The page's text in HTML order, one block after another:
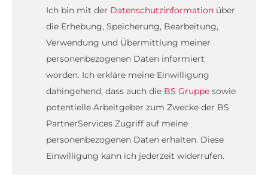
Ich bin mit der Datenschutzinformation über
die Erhebung, Speicherung, Bearbeitung,
Verwendung und Übermittlung meiner
personenbezogenen Daten informiert
worden. Ich erkläre meine Einwilligung
dahingehend, dass auch die BS Gruppe sowie
potentielle Arbeitgeber zum Zwecke der BS
PartnerServices Zugriff auf meine
personenbezogenen Daten erhalten. Diese
Einwilligung kann ich jederzeit widerrufen.